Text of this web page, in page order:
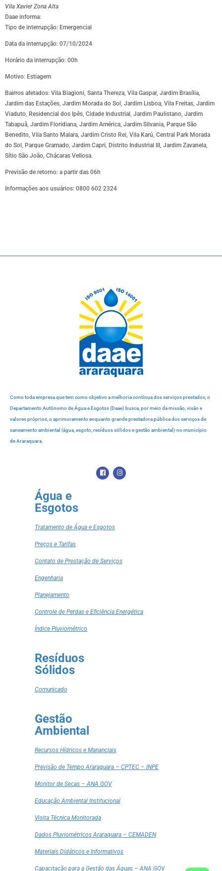
Vila Xavier Zona Alta
Daae informa:
Tipo de interrupção: Emergencial
Data da interrupção: 07/10/2024
Horário da interrupção: 00h
Motivo: Estiagem
Bairros afetados: Vila Biagioni, Santa Thereza, Vila Gaspar, Jardim Brasília,
Jardim das Estações, Jardim Morada do Sol, Jardim Lisboa, Vila Freitas, Jardim
Viaduto, Residencial dos Ipês, Cidade Industrial, Jardim Paulistano, Jardim
Tabapuã, Jardim Floridiana, Jardim América, Jardim Silvania, Parque São
Benedito, Vila Santo Malara, Jardim Cristo Rei, Vila Karú, Central Park Morada
do Sol, Parque Gramado, Jardim Capri, Distrito Industrial III, Jardim Zavanela,
Sítio São João, Chácaras Vellosa.
Previsão de retorno: a partir das 06h
Informações aos usuários: 0800 602 2324
Como toda empresa que tem como objetivo a melhoria contínua dos serviços prestados, o
Departamento Autônomo de Água e Esgotos (Daae) busca, por meio da missão, visão e
valores próprios, o aprimoramento enquanto grande prestadora pública dos serviços de
saneamento ambiental (água, esgoto, resíduos sólidos e gestão ambiental) no município
de Araraquara.
Água e
Esgotos
Tratamento de Água e Esgotos
Preços e Tarifas
Contato de Prestação de Serviços
Engenharia
Planejamento
Controle de Perdas e Eficiência Energética
Índice Pluviométrico
Resíduos
Sólidos
Comunicado
Gestão
Ambiental
Recursos Hídricos e Mananciais
Previsão de Tempo Araraquara – CPTEC – INPE
Monitor de Secas – ANA GOV
Educação Ambiental Institucional
Visita Técnica Monitorada
Dados Pluviométricos Araraquara – CEMADEN
Materiais Didáticos e Informativos
Capacitação para a Gestão das Águas – ANA GOV